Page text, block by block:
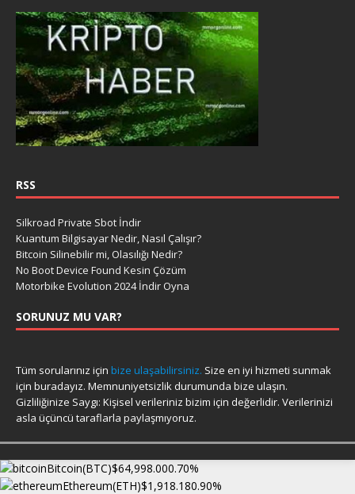
RSS
Silkroad Private Sbot İndir
Kuantum Bilgisayar Nedir, Nasıl Çalışır?
Bitcoin Silinebilir mi, Olasılığı Nedir?
No Boot Device Found Kesin Çözüm
Motorbike Evolution 2024 İndir Oyna
SORUNUZ MU VAR?
Tüm sorularınız için bize ulaşabilirsiniz. Size en iyi hizmeti sunmak
için buradayız. Memnuniyetsizlik durumunda bize ulaşın.
Gizliliğinize Saygı: Kişisel verileriniz bizim için değerlidir. Verilerinizi
asla üçüncü taraflarla paylaşmıyoruz.
Bitcoin(BTC)$64,998.000.70%
Ethereum(ETH)$1,918.180.90%